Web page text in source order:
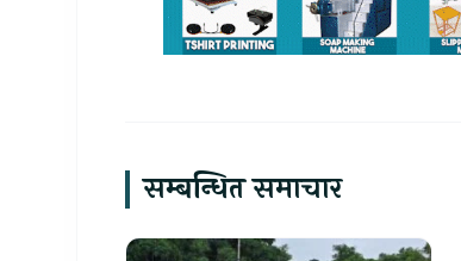
सम्बन्धित समाचार